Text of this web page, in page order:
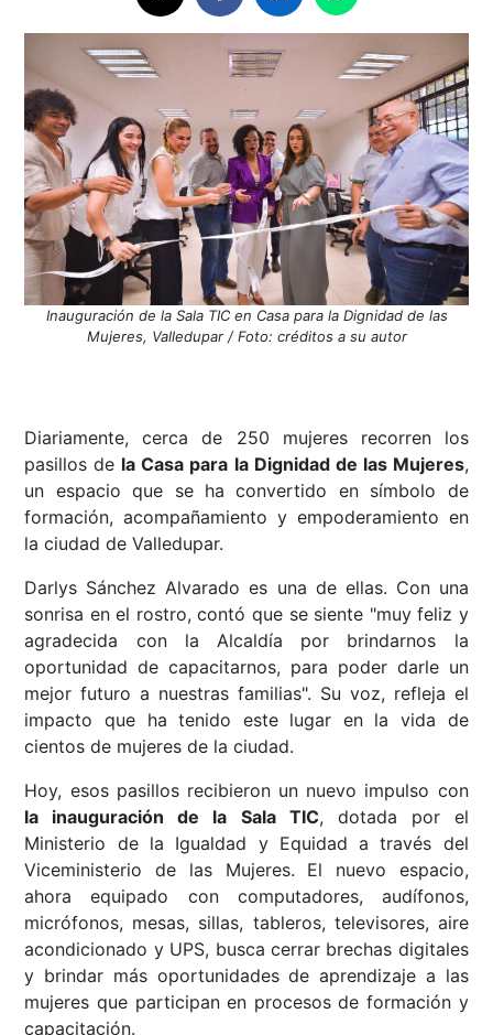
Inauguración de la Sala TIC en Casa para la Dignidad de las
Mujeres, Valledupar / Foto: créditos a su autor
Diariamente, cerca de 250 mujeres recorren los
pasillos de la Casa para la Dignidad de las Mujeres,
un espacio que se ha convertido en símbolo de
formación, acompañamiento y empoderamiento en
la ciudad de Valledupar.
Darlys Sánchez Alvarado es una de ellas. Con una
sonrisa en el rostro, contó que se siente "muy feliz y
agradecida con la Alcaldía por brindarnos la
oportunidad de capacitarnos, para poder darle un
mejor futuro a nuestras familias". Su voz, refleja el
impacto que ha tenido este lugar en la vida de
cientos de mujeres de la ciudad.
Hoy, esos pasillos recibieron un nuevo impulso con
la inauguración de la Sala TIC, dotada por el
Ministerio de la Igualdad y Equidad a través del
Viceministerio de las Mujeres. El nuevo espacio,
ahora equipado con computadores, audífonos,
micrófonos, mesas, sillas, tableros, televisores, aire
acondicionado y UPS, busca cerrar brechas digitales
y brindar más oportunidades de aprendizaje a las
mujeres que participan en procesos de formación y
capacitación.